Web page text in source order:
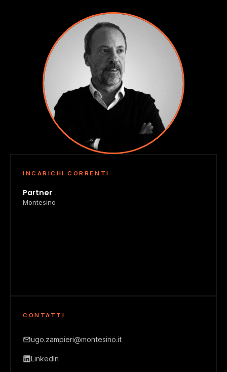
INCARICHI CORRENTI
Partner
Montesino
CONTATTI
ugo.zampieri@montesino.it
LinkedIn